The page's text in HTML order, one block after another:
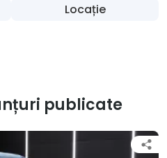
Locație
publicate